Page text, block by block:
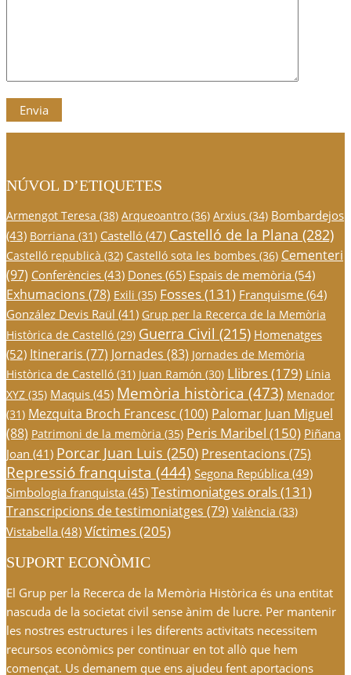
NÚVOL D’ETIQUETES
Armengot Teresa (38) Arqueoantro (36) Arxius (34) Bombardejos
(43) Borriana (31) Castelló (47) Castelló de la Plana (282)
Castelló republicà (32) Castelló sota les bombes (36) Cementeri
(97) Conferències (43) Dones(65) Espais de memòria (54)
Exhumacions (78) Exili (35) Fosses(131) Franquisme(64)
González Devis Raül (41) Grup per la Recerca de la Memòria
Històrica de Castelló (29) Guerra Civil (215) Homenatges
(52) Itineraris (77) Jornades (83) Jornades de Memòria
Històrica de Castelló (31) Juan Ramón (30) Llibres(179) Línia
XYZ (35) Maquis (45) Memòria històrica (473) Menador
(31) Mezquita Broch Francesc (100) Palomar Juan Miguel
(88) Patrimoni de la memòria (35) Peris Maribel (150) Piñana
Joan (41) Porcar Juan Luis (250) Presentacions (75)
Repressió franquista (444) Segona República (49)
Simbologia franquista (45) Testimoniatges orals(131)
Transcripcions de testimoniatges (79) València (33)
Vistabella (48) Víctimes(205)
SUPORT ECONÒMIC
El Grup per la Recerca de la Memòria Històrica és una entitat
nascuda de la societat civil sense ànim de lucre. Per mantenir
les nostres estructures i les diferents activitats necessitem
recursos econòmics per continuar en tot allò que hem
començat. Us demanem que ens ajudeu fent aportacions